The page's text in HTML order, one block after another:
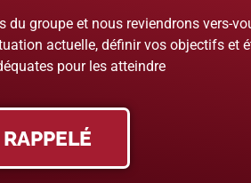
du groupe et nous reviendrons vers-
actuelle, définir vos objectifs et
pour les atteindre